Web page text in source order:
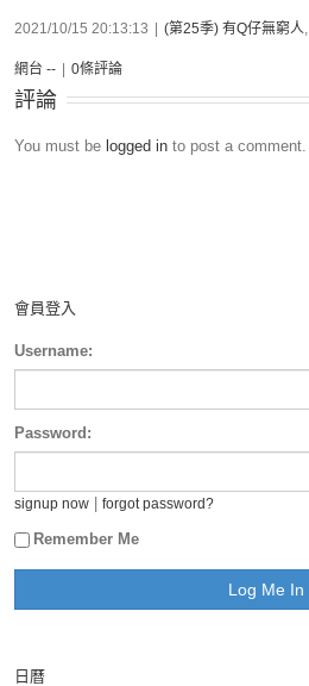
2021/10/15 20:13:13 (第25季) 有Q仔無窮人,
網台 -- 0條評論
評論
You must be logged in to post a comment.
會員登入
Username:
Password:
signup now forgot password?
Remember Me
日曆